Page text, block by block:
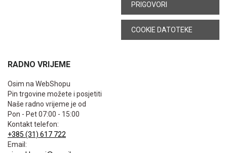
PRIGOVORI
COOKIE DATOTEKE
RADNO VRIJEME
Osim na WebShopu
Pin trgovine možete i posjetiti
Naše radno vrijeme je od
Pon - Pet 07:00 - 15:00
Kontakt telefon:
+385 (31) 617 722
Email: